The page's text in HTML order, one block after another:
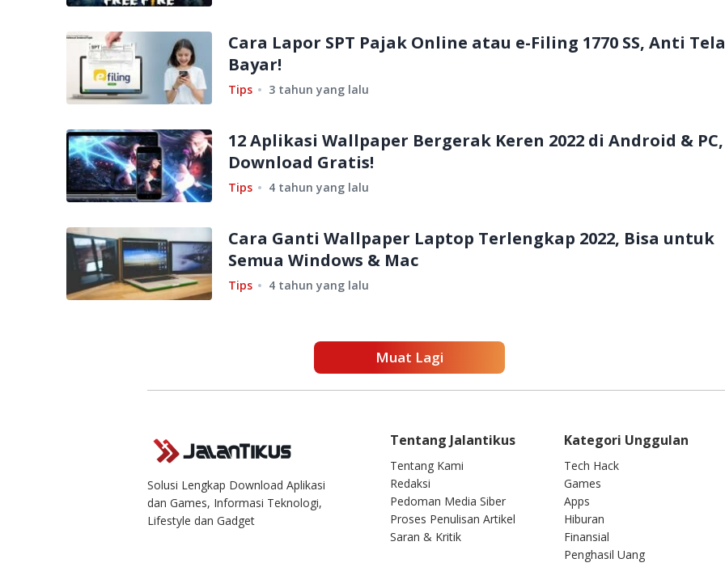
Cara Lapor SPT Pajak Online atau e-Filing 1770 SS, Anti
Bayar!
Tips 3 tahun yang lalu
12 Aplikasi Wallpaper Bergerak Keren 2022 di Android & PC,
Download Gratis!
Tips 4 tahun yang lalu
Cara Ganti Wallpaper Laptop Terlengkap 2022, Bisa untuk
Semua Windows & Mac
Tips 4 tahun yang lalu
Muat Lagi
Solusi Lengkap Download Aplikasi
dan Games, Informasi Teknologi,
Lifestyle dan Gadget
Tentang Jalantikus
Tentang Kami
Redaksi
Pedoman Media Siber
Proses Penulisan Artikel
Saran & Kritik
Kategori Unggulan
Tech Hack
Games
Apps
Hiburan
Finansial
Penghasil Uang